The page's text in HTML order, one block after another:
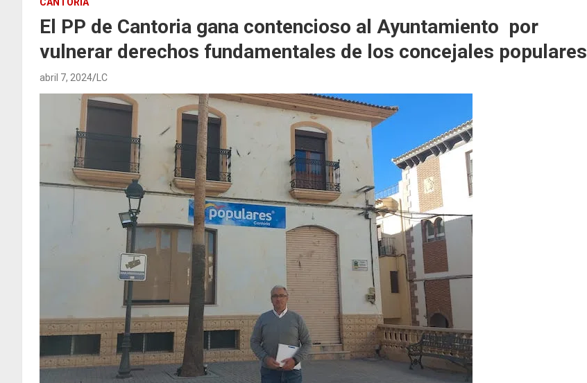
CANTORIA
El PP de Cantoria gana contencioso al Ayuntamiento por
vulnerar derechos fundamentales de los concejales populares
abril 7, 2024 LC